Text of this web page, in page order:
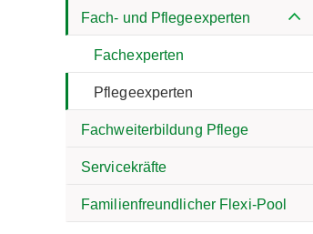
Fach- und Pflegeexperten
Fachexperten
Pflegeexperten
Fachweiterbildung Pflege
Servicekräfte
Familienfreundlicher Flexi-Pool